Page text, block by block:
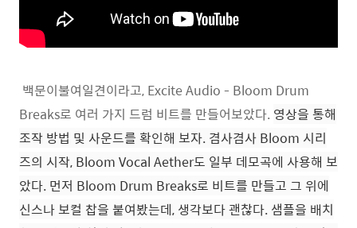
백문이불여일견이라고, Excite Audio - Bloom Drum
Breaks로 여러 가지 드럼 비트를 만들어보았다. 영상을 통해
조작 방법 및 사운드를 확인해 보자. 겸사겸사 Bloom 시리
즈의 시작, Bloom Vocal Aether도 일부 데모곡에 사용해 보
았다. 먼저 Bloom Drum Breaks로 비트를 만들고 그 위에
신스나 보컬 찹을 붙여봤는데, 생각보다 괜찮다. 샘플을 배치